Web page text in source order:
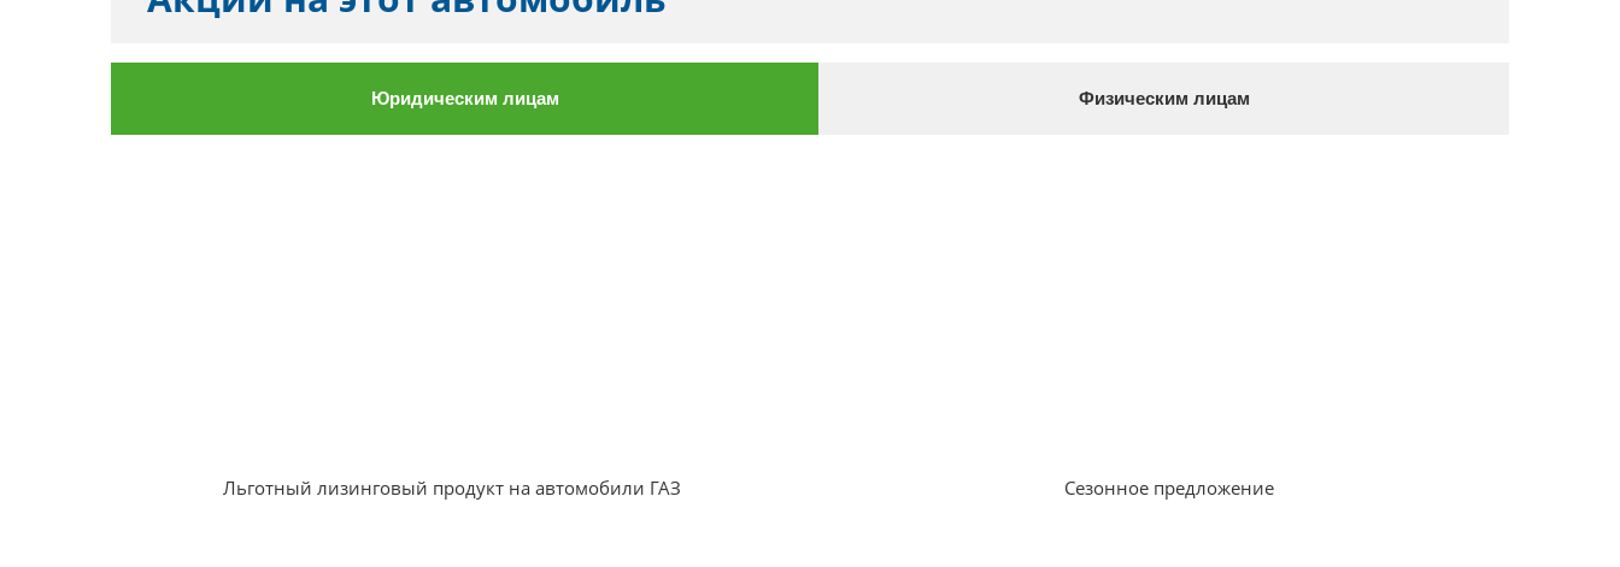
Юридическим лицам Физическим лицам
Льготный лизинговый продукт на автомобили ГАЗ Сезонное предложение